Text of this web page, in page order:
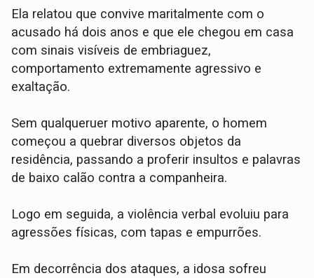
Ela relatou que convive maritalmente com o
acusado há dois anos e que ele chegou em casa
com sinais visíveis de embriaguez,
comportamento extremamente agressivo e
exaltação.
​Sem qualqueruer motivo aparente, o homem
começou a quebrar diversos objetos da
residência, passando a proferir insultos e palavras
de baixo calão contra a companheira.
Logo em seguida, a violência verbal evoluiu para
agressões físicas, com tapas e empurrões.
Em decorrência dos ataques, a idosa sofreu